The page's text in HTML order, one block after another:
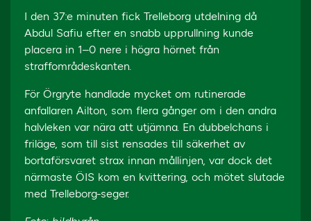
I den 37:e minuten fick Trelleborg utdelning då
Abdul Safiu efter en snabb upprullning kunde
placera in 1–0 nere i högra hörnet från
straffområdeskanten.
För Örgryte handlade mycket om rutinerade
anfallaren Ailton, som flera gånger om i den andra
halvleken var nära att utjämna. En dubbelchans i
friläge, som till sist rensades till säkerhet av
bortaförsvaret strax innan mållinjen, var dock det
närmaste ÖIS kom en kvittering, och mötet slutade
med Trelleborg-seger.